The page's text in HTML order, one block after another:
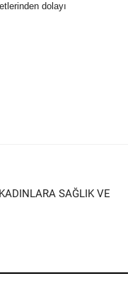
dolayı
SAĞLIK VE